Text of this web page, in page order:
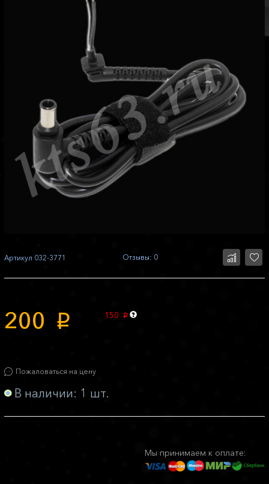
Артикул 032-3771 Отзывы: 0
200 p 150 p
Пожаловаться на цену
В наличии: 1 шт.
Мы принимаем к оплате: